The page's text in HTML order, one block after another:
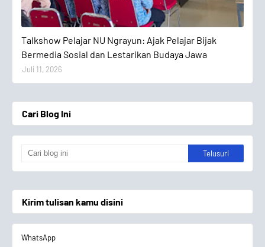
Talkshow Pelajar NU Ngrayun: Ajak Pelajar Bijak
Bermedia Sosial dan Lestarikan Budaya Jawa
Juli 11, 2026
Cari Blog Ini
Kirim tulisan kamu disini
WhatsApp